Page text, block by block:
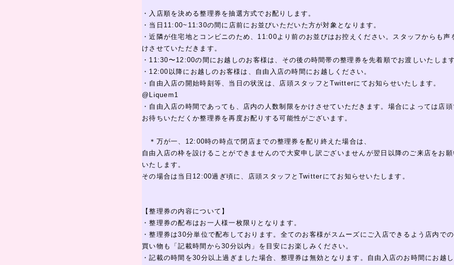
・入店順を決める整理券を抽選方式でお配りします。
・当日11:00~11:30の間に店前にお並びいただいた方が対象となります。
・近隣が住宅地とコンビニのため、11:00より前のお並びはお控えください。スタッフからも声
けさせていただきます。
・11:30〜12:00の間にお越しのお客様は、その後の時間帯の整理券を先着順でお渡しいたします
・12:00以降にお越しのお客様は、自由入店の時間にお越しください。
・自由入店の開始時刻等、当日の状況は、店頭スタッフとTwitterにてお知らせいたします。
@Liquem1
・自由入店の時間であっても、店内の人数制限をかけさせていただきます。場合によっては店頭
お待ちいただくか整理券を再度お配りする可能性がございます。
＊万が一、12:00時の時点で閉店までの整理券を配り終えた場合は、
自由入店の枠を設けることができませんので大変申し訳ございませんが翌日以降のご来店をお願
いたします。
その場合は当日12:00過ぎ頃に、店頭スタッフとTwitterにてお知らせいたします。
【整理券の内容について】
・整理券の配布はお一人様一枚限りとなります。
・整理券は30分単位で配布しております。全てのお客様がスムーズにご入店できるよう店内で
買い物も「記載時間から30分以内」を目安にお楽しみください。
・記載の時間を30分以上過ぎました場合、整理券は無効となります。自由入店のお時間にお越し